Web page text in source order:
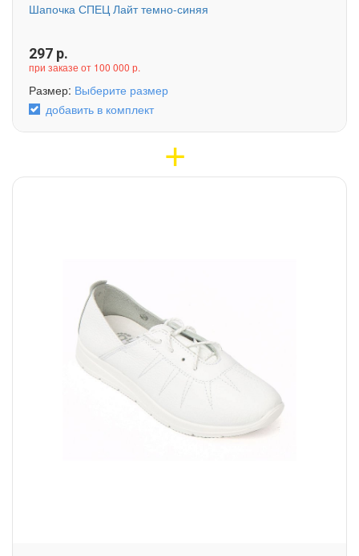
Шапочка СПЕЦ Лайт темно-синяя
297 р.
при заказе от 100 000 р.
Размер: Выберите размер
добавить в комплект